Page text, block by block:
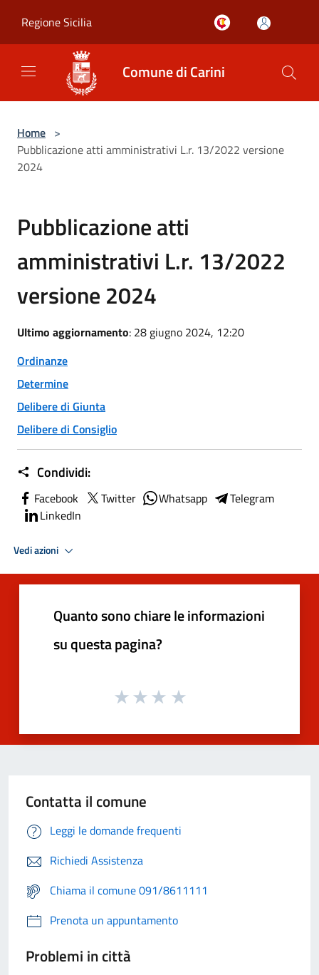
Regione Sicilia
Comune di Carini
Home >
Pubblicazione atti amministrativi L.r. 13/2022 versione
2024
Pubblicazione atti
amministrativi L.r. 13/2022
versione 2024
Ultimo aggiornamento: 28 giugno 2024, 12:20
Ordinanze
Determine
Delibere di Giunta
Delibere di Consiglio
Condividi:
Facebook Twitter Whatsapp
Telegram
LinkedIn
Vedi azioni
Quanto sono chiare le informazioni
su questa pagina?
Contatta il comune
Leggi le domande frequenti
Richiedi Assistenza
Chiama il comune 091/8611111
Prenota un appuntamento
Problemi in città